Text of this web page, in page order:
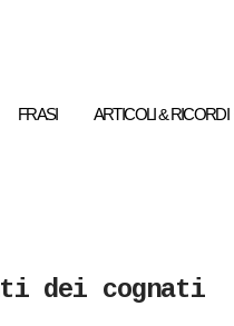
FRASI ARTICOLI & RICORDI
dei cognati